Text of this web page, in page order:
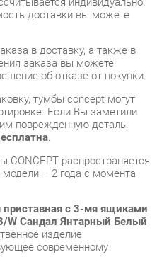
тумбы concept могут
Если Вы заметили
.
распространяется
с 3-мя ящиками
Сандал Янтарный Белый
изделие
современному
вашим приобретением, и
об опыте его
сориентироваться нашим
развёрнутую
продукции вы можете по